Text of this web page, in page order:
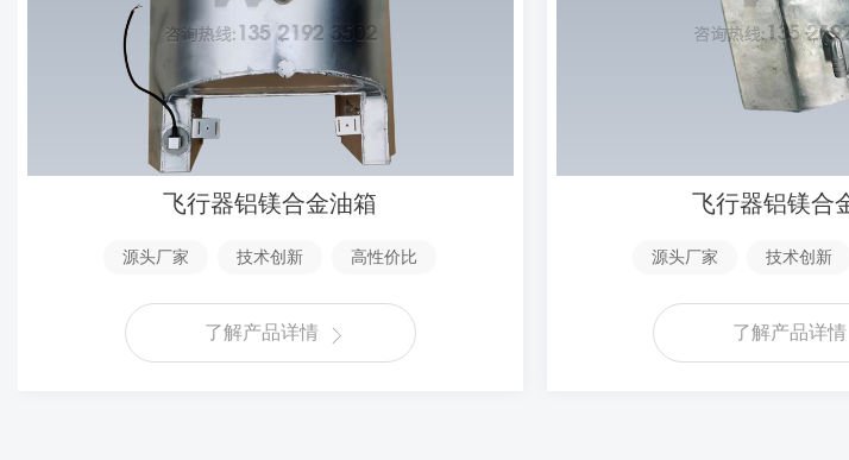
飞行器铝镁合金油箱
源头厂家 技术创新 高性价比
了解产品详情
飞行器铝镁合
源头厂家 技术创新
了解产品详情